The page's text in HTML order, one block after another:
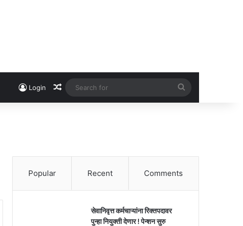
Login Random Article
for
Popular Recent Comments
सेवानिवृत्त कर्मचाऱ्यांना रिक्तपदावर
पुन्हा नियुक्ती देणार ! पेन्शन सुरु